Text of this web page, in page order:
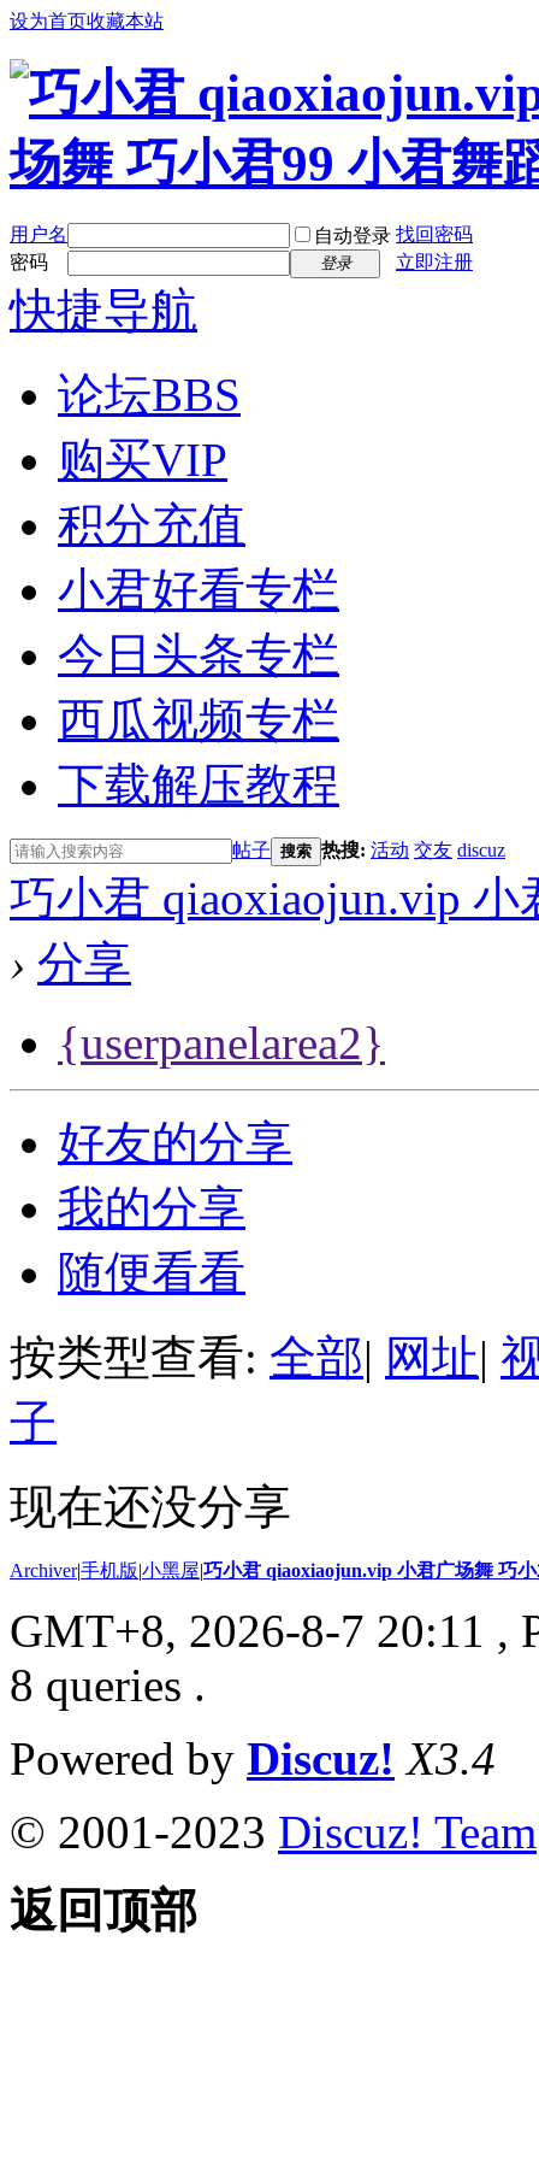
设为首页收藏本站
用户名 自动登录 找回密码
密码
登录 立即注册
快捷导航
论坛BBS
购买VIP
积分充值
小君好看专栏
今日头条专栏
西瓜视频专栏
下载解压教程
帖子 搜索 热搜: 活动 交友 discuz
巧小君 qiaoxiaojun.vip
› 分享
{userpanelarea2}
好友的分享
我的分享
随便看看
按类型查看: 全部| 网址|
子
现在还没分享
Archiver|手机版|小黑屋|巧小君 qiaoxiaojun.vip 小君广场舞 巧
GMT+8, 2026-8-7 20:11 ,
8 queries .
Powered by Discuz! X3.4
© 2001-2023 Discuz! Team
返回顶部